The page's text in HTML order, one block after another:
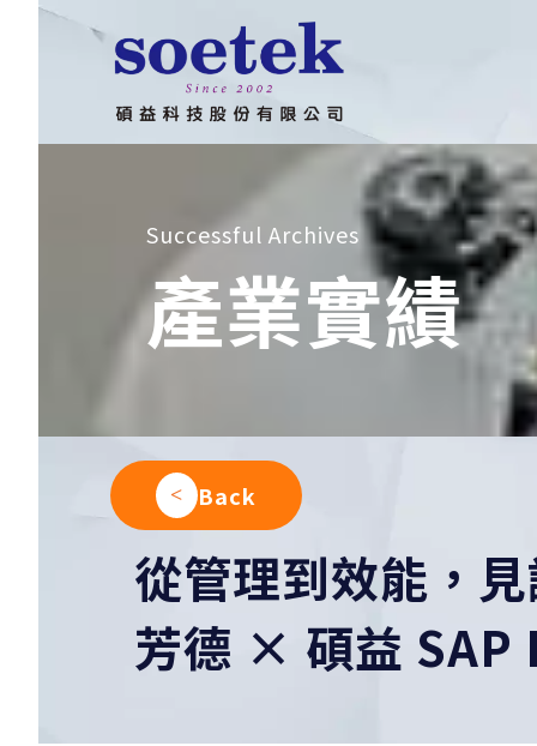
Successful Archives
產業實績
Back
從管理到效能，
芳德 × 碩益 SAP